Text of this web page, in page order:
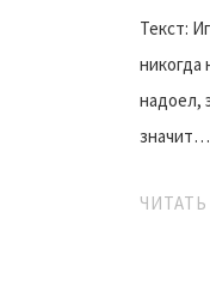
Текст:
никогда
надоел,
значит…